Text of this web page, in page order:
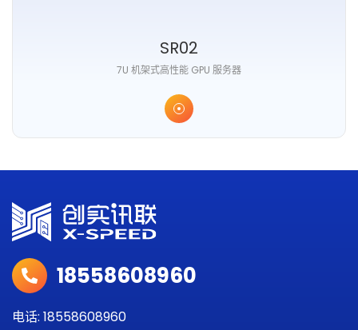
SR02
7U 机架式高性能 GPU 服务器
18558608960
电话: 18558608960